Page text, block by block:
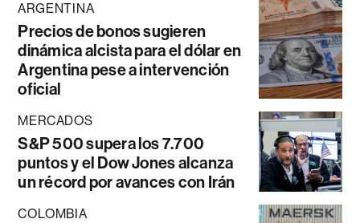
ARGENTINA
Precios de bonos sugieren
dinámica alcista para el dólar en
Argentina pese a intervención
oficial
MERCADOS
S&P 500 supera los 7.700
puntos y el Dow Jones alcanza
un récord por avances con Irán
COLOMBIA